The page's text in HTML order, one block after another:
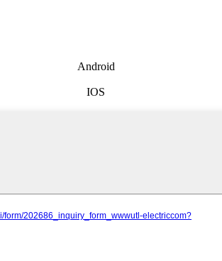
Android
IOS